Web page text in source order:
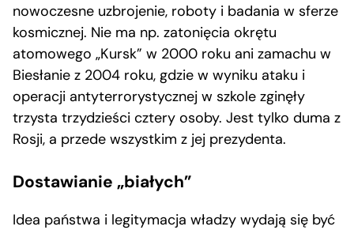
nowoczesne uzbrojenie, roboty i badania w sferze
kosmicznej. Nie ma np. zatonięcia okrętu
atomowego „Kursk” w 2000 roku ani zamachu w
Biesłanie z 2004 roku, gdzie w wyniku ataku i
operacji antyterrorystycznej w szkole zginęły
trzysta trzydzieści cztery osoby. Jest tylko duma z
Rosji, a przede wszystkim z jej prezydenta.
Dostawianie „białych”
Idea państwa i legitymacja władzy wydają się być